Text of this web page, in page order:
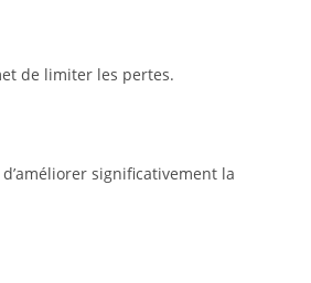
de limiter les pertes.
significativement la